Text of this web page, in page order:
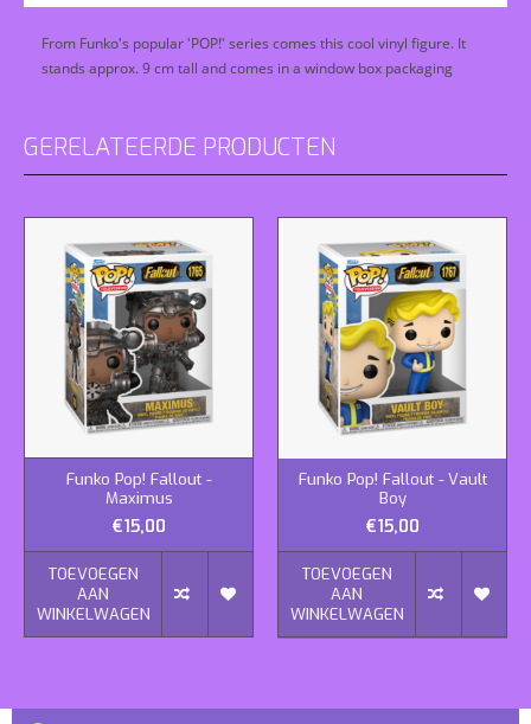
From Funko's popular 'POP!' series comes this cool vinyl figure. It
stands approx. 9 cm tall and comes in a window box packaging
GERELATEERDE PRODUCTEN
Funko Pop! Fallout -
Maximus
€15,00
TOEVOEGEN
AAN
WINKELWAGEN
Funko Pop! Fallout - Vault
Boy
€15,00
TOEVOEGEN
AAN
WINKELWAGEN